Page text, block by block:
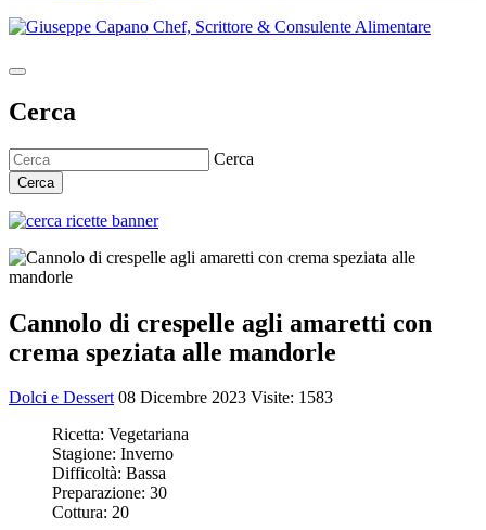
Cerca
Cerca
Cerca
Cannolo di crespelle agli amaretti con
crema speziata alle mandorle
Dolci e Dessert 08 Dicembre 2023 Visite: 1583
Ricetta: Vegetariana
Stagione: Inverno
Difficoltà: Bassa
Preparazione: 30
Cottura: 20